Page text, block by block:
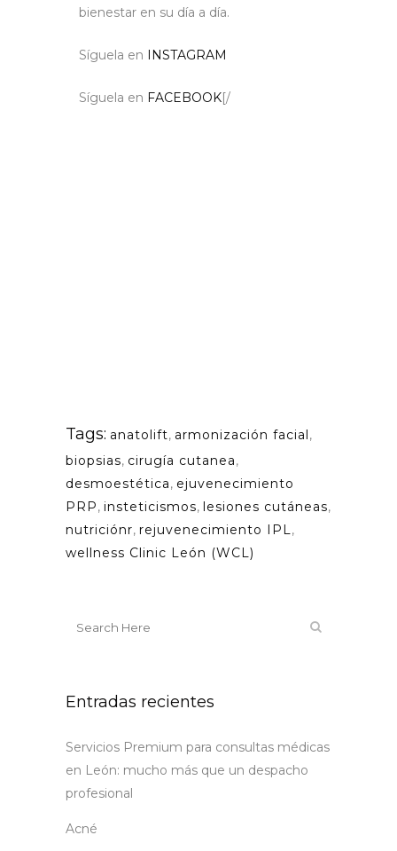
bienestar en su día a día.
Síguela en INSTAGRAM
Síguela en FACEBOOK[/
Tags: anatolift, armonización facial,
biopsias, cirugía cutanea,
desmoestética, ejuvenecimiento
PRP, insteticismos, lesiones cutáneas,
nutriciónr, rejuvenecimiento IPL,
wellness Clinic León (WCL)
Entradas recientes
Servicios Premium para consultas médicas
en León: mucho más que un despacho
profesional
Acné